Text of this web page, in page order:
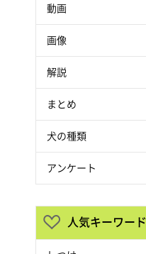
動画
画像
解説
まとめ
犬の種類
アンケート
人気キーワード